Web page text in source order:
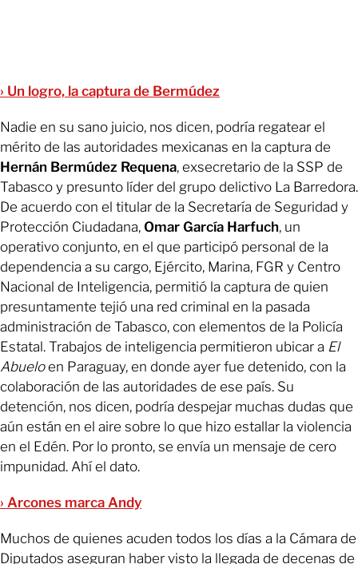
› Un logro, la captura de Bermúdez
Nadie en su sano juicio, nos dicen, podría regatear el
mérito de las autoridades mexicanas en la captura de
Hernán Bermúdez Requena, exsecretario de la SSP de
Tabasco y presunto líder del grupo delictivo La Barredora.
De acuerdo con el titular de la Secretaría de Seguridad y
Protección Ciudadana, Omar García Harfuch, un
operativo conjunto, en el que participó personal de la
dependencia a su cargo, Ejército, Marina, FGR y Centro
Nacional de Inteligencia, permitió la captura de quien
presuntamente tejió una red criminal en la pasada
administración de Tabasco, con elementos de la Policía
Estatal. Trabajos de inteligencia permitieron ubicar a El
Abueloen Paraguay, en donde ayer fue detenido, con la
colaboración de las autoridades de ese país. Su
detención, nos dicen, podría despejar muchas dudas que
aún están en el aire sobre lo que hizo estallar la violencia
en el Edén. Por lo pronto, se envía un mensaje de cero
impunidad. Ahí el dato.
› Arcones marca Andy
Muchos de quienes acuden todos los días a la Cámara de
Diputados aseguran haber visto la llegada de decenas de